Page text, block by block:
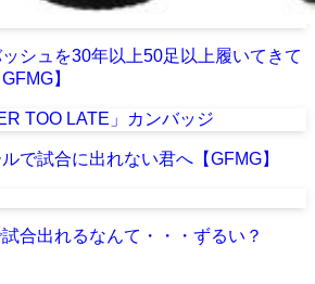
シュを30年以上50足以上履いてきて
】
で試合に出れない君へ【GFMG】
合出れるなんて・・・ずるい？